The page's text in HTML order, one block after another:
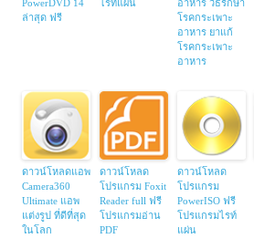
PowerDVD 14
ล่าสุด ฟรี
ไรท์แผ่น
อาหาร วิธีรักษา
โรคกระเพาะ
อาหาร ยาแก้
โรคกระเพาะ
อาหาร
ดาวน์โหลดแอพ
Camera360
Ultimate แอพ
แต่งรูป ที่ดีที่สุด
ในโลก
ดาวน์โหลด
โปรแกรม Foxit
Reader full ฟรี
โปรแกรมอ่าน
PDF
ดาวน์โหลด
โปรแกรม
PowerISO ฟรี
โปรแกรมไรท์
แผ่น